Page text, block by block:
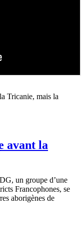
Tricanie, mais la
avant la
un groupe d’une
Francophones, se
aborigènes de